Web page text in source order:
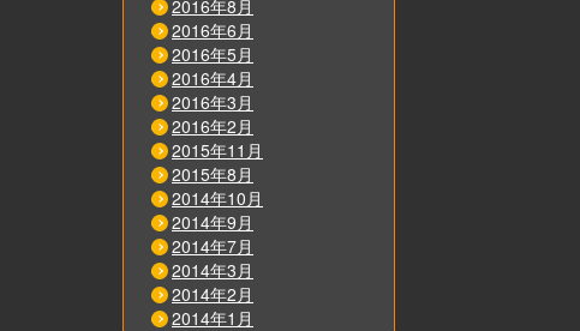
2016年8月
2016年6月
2016年5月
2016年4月
2016年3月
2016年2月
2015年11月
2015年8月
2014年10月
2014年9月
2014年7月
2014年3月
2014年2月
2014年1月